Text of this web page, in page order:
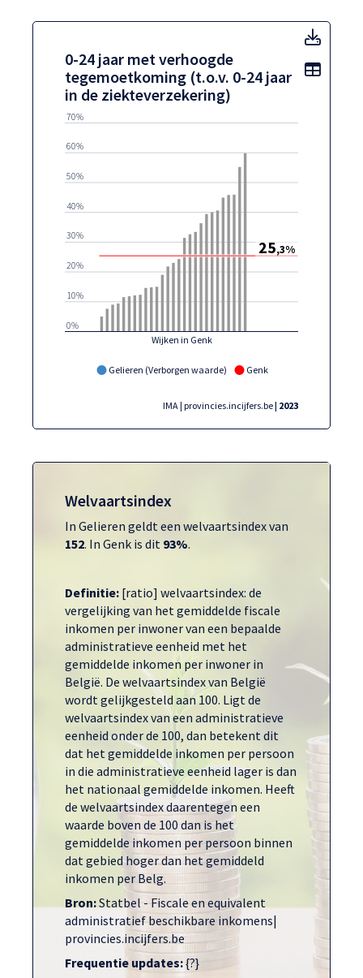
0-24 jaar met verhoogde
tegemoetkoming (t.o.v. 0-24 jaar
in de ziekteverzekering)
Gelieren (Verborgen waarde) Genk
Wijken in Genk
0%
10%
20%
30%
40%
50%
60%
70%
25,3%
IMA | provincies.incijfers.be| 2023
0-24
Toon
Welvaartsindex
In Gelieren geldt een welvaartsindex van
152. In Genk is dit 93%.
Definitie: [ratio] welvaartsindex: de
vergelijking van het gemiddelde fiscale
inkomen per inwoner van een bepaalde
administratieve eenheid met het
gemiddelde inkomen per inwoner in
België. De welvaartsindex van België
wordt gelijkgesteld aan 100. Ligt de
welvaartsindex van een administratieve
eenheid onder de 100, dan betekent dit
dat het gemiddelde inkomen per persoon
in die administratieve eenheid lager is dan
het nationaal gemiddelde inkomen. Heeft
de welvaartsindex daarentegen een
waarde boven de 100 dan is het
gemiddelde inkomen per persoon binnen
dat gebied hoger dan het gemiddeld
inkomen per Belg.
Bron:Statbel - Fiscale en equivalent
administratief beschikbare inkomens|
provincies.incijfers.be
Frequentie updates:{?}